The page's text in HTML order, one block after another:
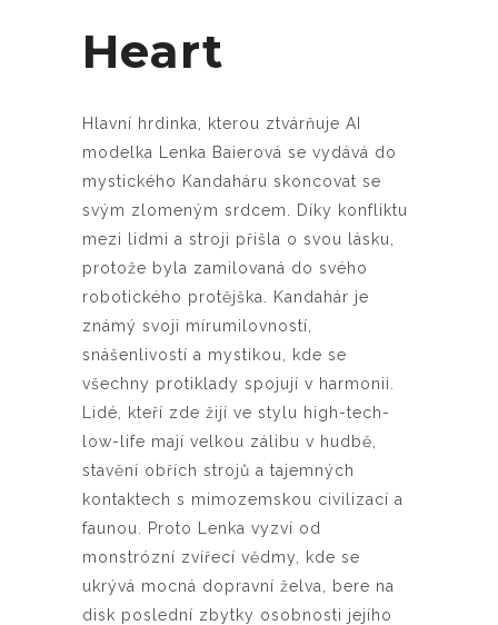
Heart
Hlavní hrdinka, kterou ztvárňuje AI
modelka Lenka Baierová se vydává do
mystického Kandaháru skoncovat se
svým zlomeným srdcem. Díky konfliktu
mezi lidmi a stroji přišla o svou lásku,
protože byla zamilovaná do svého
robotického protějška. Kandahár je
známý svoji mírumilovností,
snášenlivostí a mystikou, kde se
všechny protiklady spojují v harmonii.
Lidé, kteří zde žijí ve stylu high-tech-
low-life mají velkou zálibu v hudbě,
stavění obřích strojů a tajemných
kontaktech s mimozemskou civilizací a
faunou. Proto Lenka vyzví od
monstrózní zvířecí vědmy, kde se
ukrývá mocná dopravní želva, bere na
disk poslední zbytky osobnosti jejího